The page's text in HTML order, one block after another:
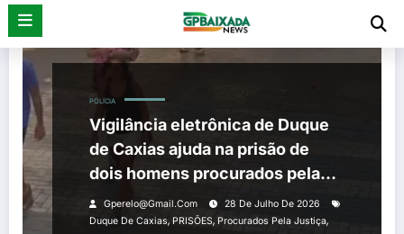
POLÍCIA
Vigilância eletrônica de Duque
de Caxias ajuda na prisão de
dois homens procurados pela
Justiça
Gperelo@gmail.com
28 De Julho De 2026
Duque De Caxias, PRISÕES, Procurados Pela Justiça,